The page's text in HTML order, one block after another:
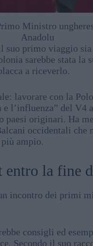
Ministro
Anadolu
suo primo viaggio
sarebbe stata
a riceverlo.
lavorare con la
l’influenza” del V4
paesi originari. Ha
occidentali che
ampio.
entro la fine
incontro dei primi
consigli ed
Secondo il suo